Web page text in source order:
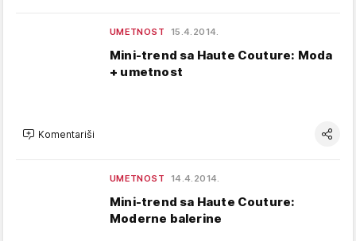
UMETNOST 15.4.2014.
Mini-trend sa Haute Couture: Moda
+ umetnost
Komentariši
UMETNOST 14.4.2014.
Mini-trend sa Haute Couture:
Moderne balerine